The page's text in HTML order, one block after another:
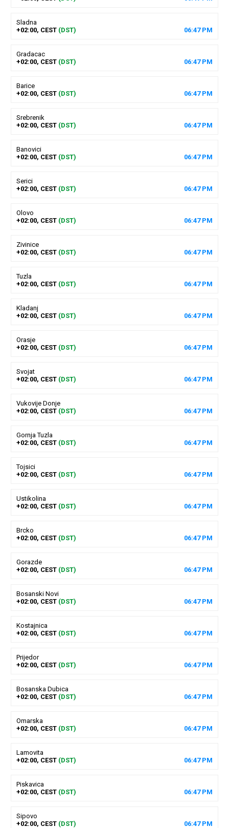
Sladna
+02:00, CEST (DST) 06:47PM
Gradacac
+02:00, CEST (DST) 06:47PM
Barice
+02:00, CEST (DST) 06:47PM
Srebrenik
+02:00, CEST (DST) 06:47PM
Banovici
+02:00, CEST (DST) 06:47PM
Serici
+02:00, CEST (DST) 06:47PM
Olovo
+02:00, CEST (DST) 06:47PM
Zivinice
+02:00, CEST (DST) 06:47PM
Tuzla
+02:00, CEST (DST) 06:47PM
Kladanj
+02:00, CEST (DST) 06:47PM
Orasje
+02:00, CEST (DST) 06:47PM
Svojat
+02:00, CEST (DST) 06:47PM
Vukovije Donje
+02:00, CEST (DST) 06:47PM
Gornja Tuzla
+02:00, CEST (DST) 06:47PM
Tojsici
+02:00, CEST (DST) 06:47PM
Ustikolina
+02:00, CEST (DST) 06:47PM
Brcko
+02:00, CEST (DST) 06:47PM
Gorazde
+02:00, CEST (DST) 06:47PM
Bosanski Novi
+02:00, CEST (DST) 06:47PM
Kostajnica
+02:00, CEST (DST) 06:47PM
Prijedor
+02:00, CEST (DST) 06:47PM
Bosanska Dubica
+02:00, CEST (DST) 06:47PM
Omarska
+02:00, CEST (DST) 06:47PM
Lamovita
+02:00, CEST (DST) 06:47PM
Piskavica
+02:00, CEST (DST) 06:47PM
Sipovo
+02:00, CEST (DST) 06:47PM